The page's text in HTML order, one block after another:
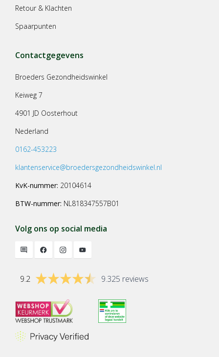
Retour & Klachten
Spaarpunten
Contactgegevens
Broeders Gezondheidswinkel
Keiweg 7
4901 JD Oosterhout
Nederland
0162-453223
klantenservice@broedersgezondheidswinkel.nl
KvK-nummer: 20104614
BTW-nummer: NL818347557B01
Volg ons op social media
9.2 9.325 reviews